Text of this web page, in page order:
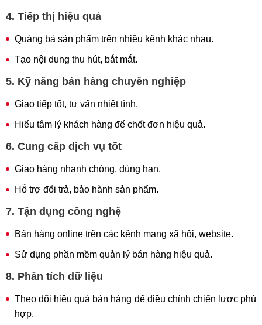
4. Tiếp thị hiệu quả
Quảng bá sản phẩm trên nhiều kênh khác nhau.
Tạo nội dung thu hút, bắt mắt.
5. Kỹ năng bán hàng chuyên nghiệp
Giao tiếp tốt, tư vấn nhiệt tình.
Hiểu tâm lý khách hàng để chốt đơn hiệu quả.
6. Cung cấp dịch vụ tốt
Giao hàng nhanh chóng, đúng hạn.
Hỗ trợ đổi trả, bảo hành sản phẩm.
7. Tận dụng công nghệ
Bán hàng online trên các kênh mạng xã hội, website.
Sử dụng phần mềm quản lý bán hàng hiệu quả.
8. Phân tích dữ liệu
Theo dõi hiệu quả bán hàng để điều chỉnh chiến lược phù
hợp.